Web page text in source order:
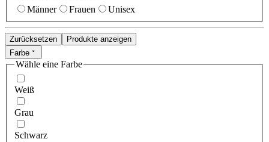
Männer
Frauen Unisex
Zurücksetzen
Produkte anzeigen
Farbe
Wähle eine Farbe
Weiß
Grau
Schwarz